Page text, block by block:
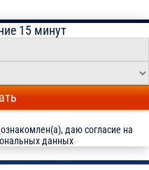
15 минут
ознакомлен(а), даю согласие на
данных